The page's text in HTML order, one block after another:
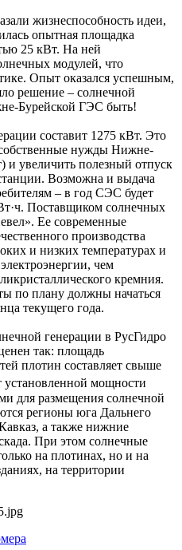
жизнеспособность идеи,
опытная площадка
25 кВт. На ней
модулей, что
Опыт оказался успешным,
решение – солнечной
­Бурейской ГЭС быть!
составит 1275 кВт. Это
нужды Нижне-
и увеличить полезный отпуск
Возможна и выдача
– в год СЭС будет
Поставщиком солнечных
Ее современные
производства
и низких температурах и
чем
кремния.
по плану должны начаться
текущего года.
генерации в РусГидро
так: площадь
плотин составляет свыше
мощности
для размещения солнечной
регионы юга Дальнего
а также нижние
При этом солнечные
на плотинах, но и на
на территории